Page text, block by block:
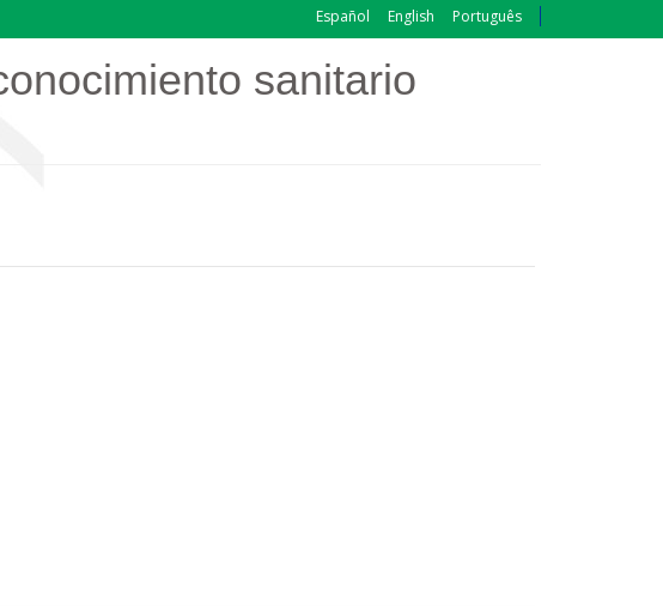
Español English Português
sanitario